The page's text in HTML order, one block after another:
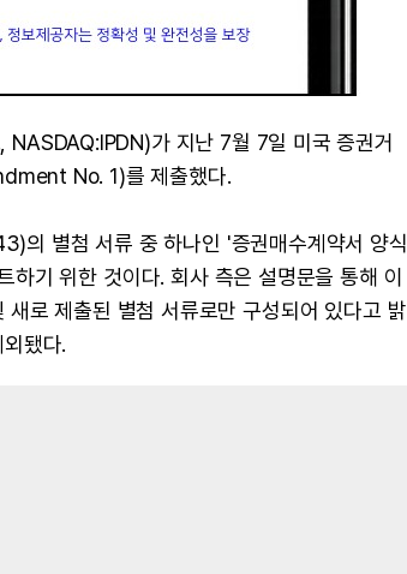
가 지난 7월 7일 미국 증권거
No. 1)를 제출했다.
의 별첨 서류 중 하나인 '증권매수계약서 양식
위한 것이다. 회사 측은 설명문을 통해 이
로 제출된 별첨 서류로만 구성되어 있다고 밝
됐다.